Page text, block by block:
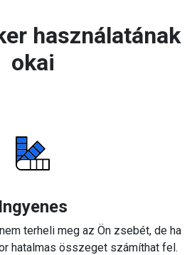
használatának
okai
Ingyenes
terheli meg az Ön zsebét, de ha
hatalmas összeget számíthat fel.